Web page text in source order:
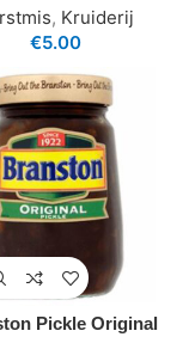
, Kruiderij
€5.00
Pickle Original